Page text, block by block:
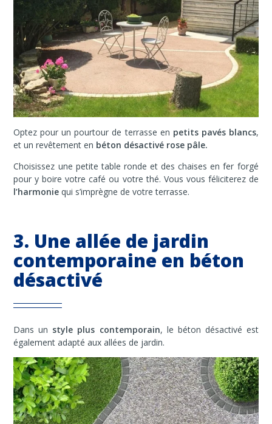
Optez pour un pourtour de terrasse en petits pavés blancs,
et un revêtement en béton désactivé rose pâle.
Choisissez une petite table ronde et des chaises en fer forgé
pour y boire votre café ou votre thé. Vous vous féliciterez de
l’harmonie qui s’imprègne de votre terrasse.
3. Une allée de jardin
contemporaine en béton
désactivé
Dans un style plus contemporain, le béton désactivé est
également adapté aux allées de jardin.